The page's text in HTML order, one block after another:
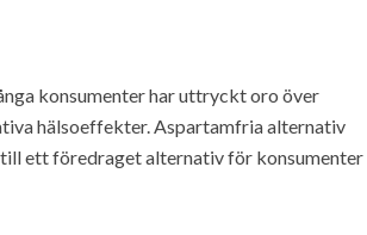
konsumenter har uttryckt oro över
hälsoeffekter. Aspartamfria alternativ
ett föredraget alternativ för konsumenter